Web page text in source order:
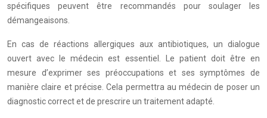
spécifiques peuvent être recommandés pour soulager les
démangeaisons.
En cas de réactions allergiques aux antibiotiques, un dialogue
ouvert avec le médecin est essentiel. Le patient doit être en
mesure d’exprimer ses préoccupations et ses symptômes de
manière claire et précise. Cela permettra au médecin de poser un
diagnostic correct et de prescrire un traitement adapté.